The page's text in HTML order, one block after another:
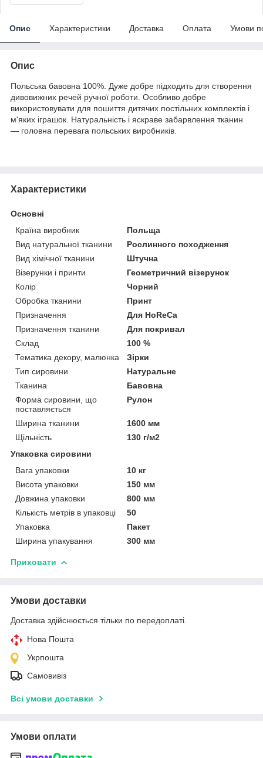
Опис Характеристики Доставка Оплата Умови
Опис
Польська бавовна 100%. Дуже добре підходить для створення
дивовижних речей ручної роботи. Особливо добре
використовувати для пошиття дитячих постільних комплектів і
м'яких іграшок. Натуральність і яскраве забарвлення тканин
— головна перевага польських виробників.
Характеристики
Основні
Країна виробник
Польща
Вид натуральної тканини
Рослинного походження
Вид хімічної тканини
Штучна
Візерунки і принти
Геометричний візерунок
Колір
Чорний
Обробка тканини
Принт
Призначення
Для HoReCa
Призначення тканини
Для покривал
Склад
100 %
Тематика декору, малюнка
Зірки
Тип сировини
Натуральне
Тканина
Бавовна
Форма сировини, що
поставляється
Рулон
Ширина тканини
1600 мм
Щільність
130 г/м2
Упаковка сировини
Вага упаковки
10 кг
Висота упаковки
150 мм
Довжина упаковки
800 мм
Кількість метрів в упаковці
50
Упаковка
Пакет
Ширина упакування
300 мм
Приховати
Умови доставки
Доставка здійснюється тільки по передоплаті.
Нова Пошта
Укрпошта
Самовивіз
Всі умови доставки
Умови оплати